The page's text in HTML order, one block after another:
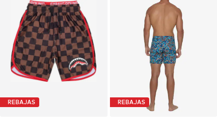
REBAJAS REBAJAS